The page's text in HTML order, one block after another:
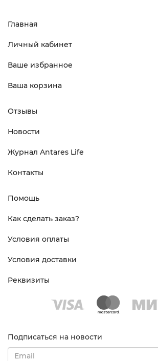
Главная
Личный кабинет
Ваше избранное
Ваша корзина
Отзывы
Новости
Журнал Antares Life
Контакты
Помощь
Как сделать заказ?
Условия оплаты
Условия доставки
Реквизиты
Подписаться на новости